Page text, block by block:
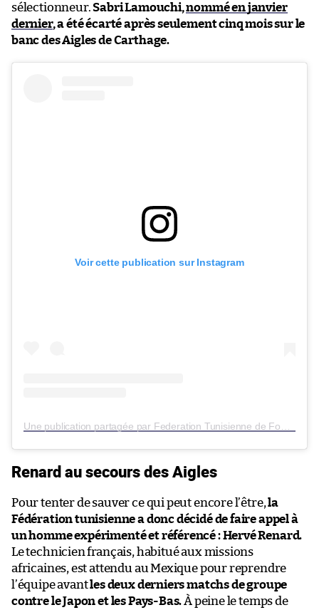
sélectionneur. Sabri Lamouchi,nommé en janvier
dernier, a été écarté après seulement cinq mois sur le
banc des Aigles de Carthage.
Voir cette publication sur Instagram
Renard au secours des Aigles
Pour tenter de sauver ce qui peut encore l’être,la
Fédération tunisienne a donc décidé de faire appel à
un homme expérimenté et référencé : Hervé Renard.
Le technicien français, habitué aux missions
africaines, est attendu au Mexique pour reprendre
l’équipe avantles deux derniers matchs de groupe
contre le Japon et les Pays-Bas.À peine le temps de